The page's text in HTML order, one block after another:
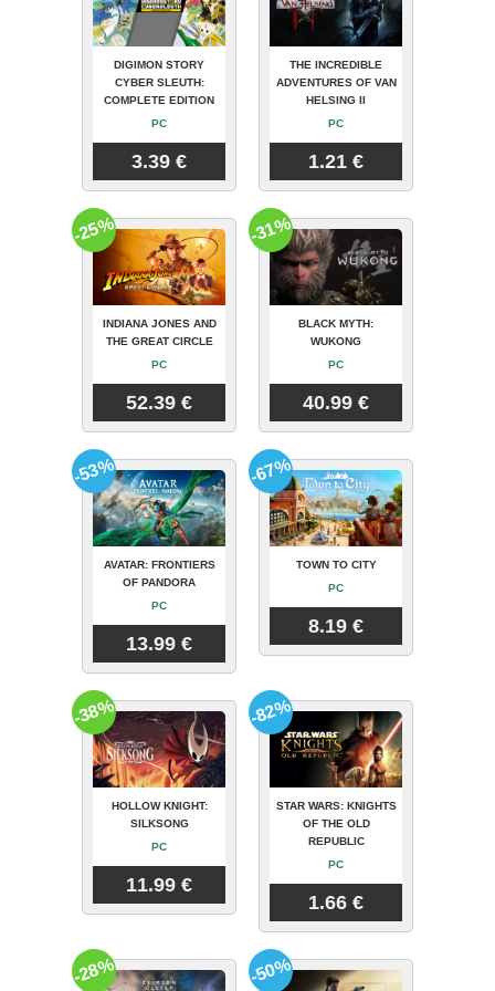
DIGIMON STORY
CYBER SLEUTH:
COMPLETE EDITION
PC
3.39 €
THE INCREDIBLE
ADVENTURES OF VAN
HELSING II
PC
1.21 €
INDIANA JONES AND
THE GREAT CIRCLE
PC
52.39 €
-25%
BLACK MYTH:
WUKONG
PC
40.99 €
-31%
AVATAR: FRONTIERS
OF PANDORA
PC
13.99 €
-53%
TOWN TO CITY
PC
8.19 €
-67%
HOLLOW KNIGHT:
SILKSONG
PC
11.99 €
-38%
STAR WARS: KNIGHTS
OF THE OLD
REPUBLIC
PC
1.66 €
-82%
-28% -50%